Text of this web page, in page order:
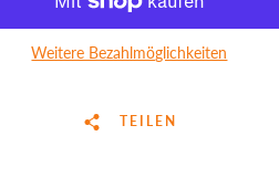
Weitere Bezahlmöglichkeiten
TEILEN